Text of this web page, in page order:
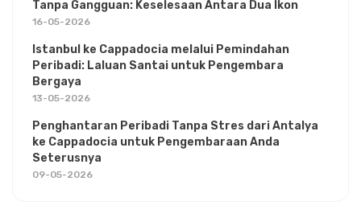
Tanpa Gangguan: Keselesaan Antara Dua Ikon
16-05-2026
Istanbul ke Cappadocia melalui Pemindahan
Peribadi: Laluan Santai untuk Pengembara
Bergaya
13-05-2026
Penghantaran Peribadi Tanpa Stres dari Antalya
ke Cappadocia untuk Pengembaraan Anda
Seterusnya
09-05-2026